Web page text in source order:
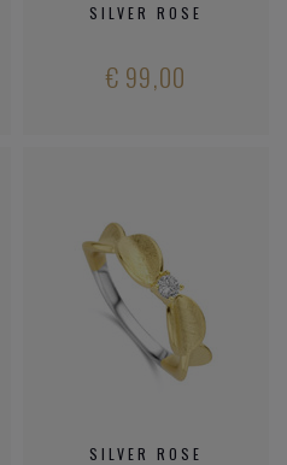
SILVER ROSE
€ 99,00
SILVER ROSE